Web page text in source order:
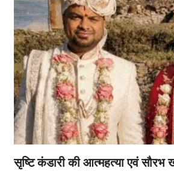
सृष्टि कंडारी की आत्महत्या एवं सौरभ